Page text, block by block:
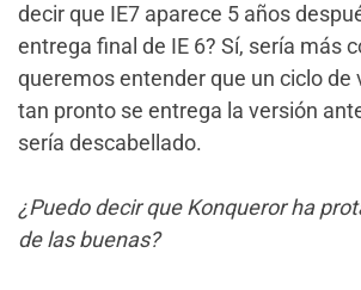
decir que IE7 aparece 5 años
entrega final de IE 6? Sí, sería más
queremos entender que un ciclo de
tan pronto se entrega la versión
sería descabellado.
¿Puedo decir que Konqueror ha
de las buenas?